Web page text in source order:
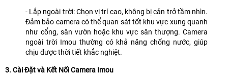
- Lắp ngoài trời: Chọn vị trí cao, không bị cản trở tầm nhìn.
Đảm bảo camera có thể quan sát tốt khu vực xung quanh
như cổng, sân vườn hoặc khu vực sân thượng. Camera
ngoài trời Imou thường có khả năng chống nước, giúp
chịu được thời tiết khắc nghiệt.
3. Cài Đặt và Kết Nối Camera Imou